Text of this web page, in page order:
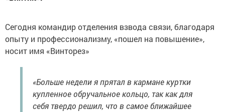
Сегодня командир отделения взвода связи, благодаря
опыту и профессионализму, «пошел на повышение»,
носит имя «Винторез»
«Больше недели я прятал в кармане куртки
купленное обручальное кольцо, так как для
себя твердо решил, что в самое ближайшее